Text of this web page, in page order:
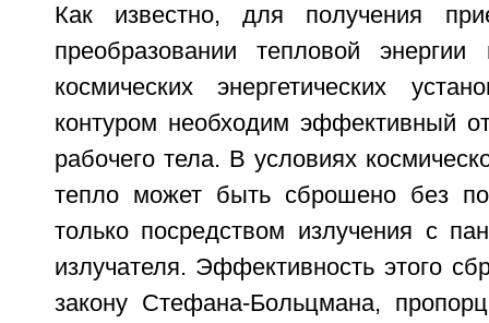
Как известно, для получения
преобразовании тепловой
космических энергетических
контуром необходим эффективный
рабочего тела. В условиях
тепло может быть сброшено без
только посредством излучения с
излучателя. Эффективность этого
закону Стефана-Больцмана,